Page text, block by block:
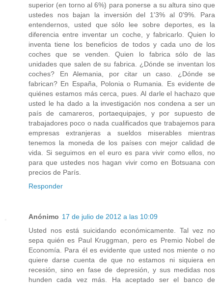
superior (en torno al 6%) para ponerse a su altura sino que
ustedes nos bajan la inversión del 1'3% al 0'9%. Para
entendernos, usted que sólo lee sobre deportes, es la
diferencia entre inventar un coche, y fabricarlo. Quien lo
inventa tiene los beneficios de todos y cada uno de los
coches que se venden. Quien lo fabrica sólo de las
unidades que salen de su fabrica. ¿Dónde se inventan los
coches? En Alemania, por citar un caso. ¿Dónde se
fabrican? En España, Polonia o Rumania. Es evidente de
quiénes estamos más cerca, pues. Al darle el hachazo que
usted le ha dado a la investigación nos condena a ser un
país de camareros, portaequipajes, y por supuesto de
trabajadores poco o nada cualificados que trabajemos para
empresas extranjeras a sueldos miserables mientras
tenemos la moneda de los países con mejor calidad de
vida. Si seguimos en el euro es para vivir como ellos, no
para que ustedes nos hagan vivir como en Botsuana con
precios de París.
Responder
Anónimo 17 de julio de 2012 a las 10:09
Usted nos está suicidando económicamente. Tal vez no
sepa quién es Paul Kruggman, pero es Premio Nobel de
Economía. Para él es evidente que usted nos miente o no
quiere darse cuenta de que no estamos ni siquiera en
recesión, sino en fase de depresión, y sus medidas nos
hunden cada vez más. Ha aceptado ser el banco de